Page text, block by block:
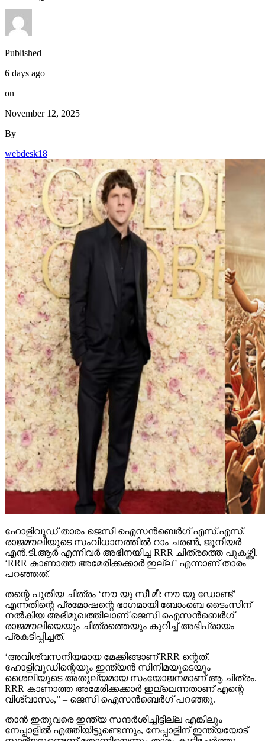
Published
6 days ago
on
November 12, 2025
By
webdesk18
ഹോളിവുഡ് താരം ജെസി ഐസന്‍ബെര്‍ഗ് എസ്.എസ്.
രാജമൗലിയുടെ സംവിധാനത്തില്‍ റാം ചരണ്‍, ജൂനിയര്‍
എന്‍.ടി.ആര്‍ എന്നിവര്‍ അഭിനയിച്ച RRR ചിത്രത്തെ പുകഴ്ത്തി.
‘RRR കാണാത്ത അമേരിക്കക്കാര്‍ ഇല്ല” എന്നാണ് താരം
പറഞ്ഞത്.
തന്റെ പുതിയ ചിത്രം ‘നൗ യു സീ മീ: നൗ യു ഡോണ്ട്’
എന്നതിന്റെ പ്രമോഷന്റെ ഭാഗമായി ബോംബെ ടൈംസിന്
നല്‍കിയ അഭിമുഖത്തിലാണ് ജെസി ഐസന്‍ബെര്‍ഗ്
രാജമൗലിയെയും ചിത്രത്തെയും കുറിച്ച് അഭിപ്രായം
പ്രകടിപ്പിച്ചത്.
‘അവിശ്വസനീയമായ മേക്കിങ്ങാണ് RRR ന്റെത്.
ഹോളിവുഡിന്റെയും ഇന്ത്യന്‍ സിനിമയുടെയും
ശൈലിയുടെ അതുല്യമായ സംയോജനമാണ് ആ ചിത്രം.
RRR കാണാത്ത അമേരിക്കക്കാര്‍ ഇല്ലെന്നതാണ് എന്റെ
വിശ്വാസം,” – ജെസി ഐസന്‍ബെര്‍ഗ് പറഞ്ഞു.
താന്‍ ഇതുവരെ ഇന്ത്യ സന്ദര്‍ശിച്ചിട്ടില്ല എങ്കിലും
നേപ്പാളില്‍ എത്തിയിട്ടുണ്ടെന്നും, നേപ്പാളിന് ഇന്ത്യയോട്